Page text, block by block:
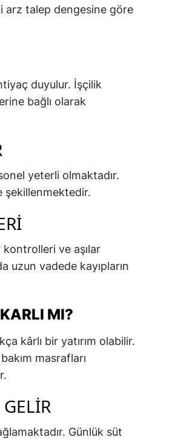
arz talep dengesine göre
duyulur. İşçilik
bağlı olarak
yeterli olmaktadır.
şekillenmektedir.
kontrolleri ve aşılar
uzun vadede kayıpların
MI?
kârlı bir yatırım olabilir.
masrafları
Günlük süt